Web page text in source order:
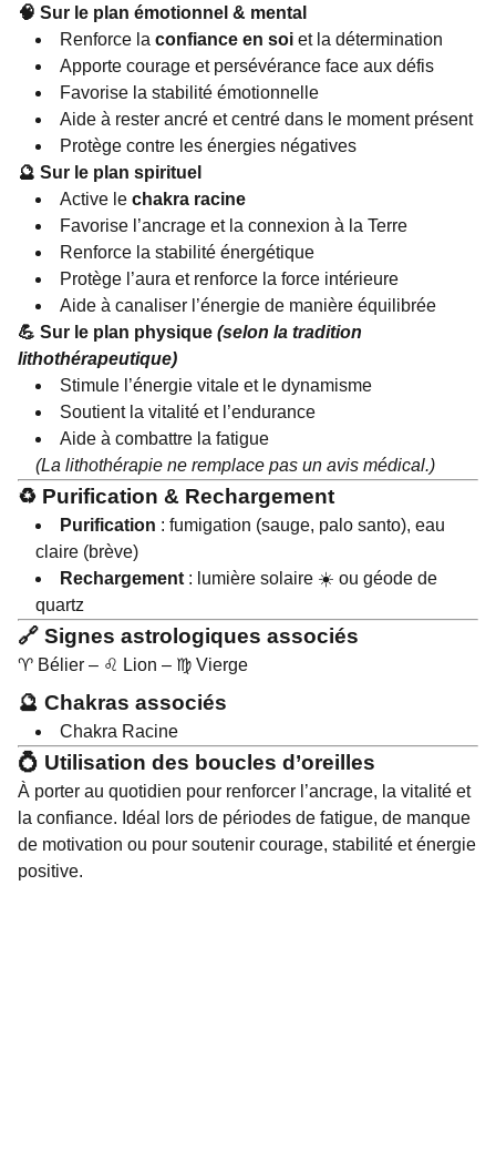
🧠 Sur le plan émotionnel & mental
Renforce la confiance en soi et la détermination
Apporte courage et persévérance face aux défis
Favorise la stabilité émotionnelle
Aide à rester ancré et centré dans le moment présent
Protège contre les énergies négatives
🔮 Sur le plan spirituel
Active le chakra racine
Favorise l’ancrage et la connexion à la Terre
Renforce la stabilité énergétique
Protège l’aura et renforce la force intérieure
Aide à canaliser l’énergie de manière équilibrée
💪 Sur le plan physique (selon la tradition
lithothérapeutique)
Stimule l’énergie vitale et le dynamisme
Soutient la vitalité et l’endurance
Aide à combattre la fatigue
(La lithothérapie ne remplace pas un avis médical.)
♻️ Purification & Rechargement
Purification : fumigation (sauge, palo santo), eau
claire (brève)
Rechargement : lumière solaire ☀️ ou géode de
quartz
🔗 Signes astrologiques associés
♈ Bélier – ♌ Lion – ♍ Vierge
🔮 Chakras associés
Chakra Racine
💍 Utilisation des boucles d’oreilles
À porter au quotidien pour renforcer l’ancrage, la vitalité et
la confiance. Idéal lors de périodes de fatigue, de manque
de motivation ou pour soutenir courage, stabilité et énergie
positive.